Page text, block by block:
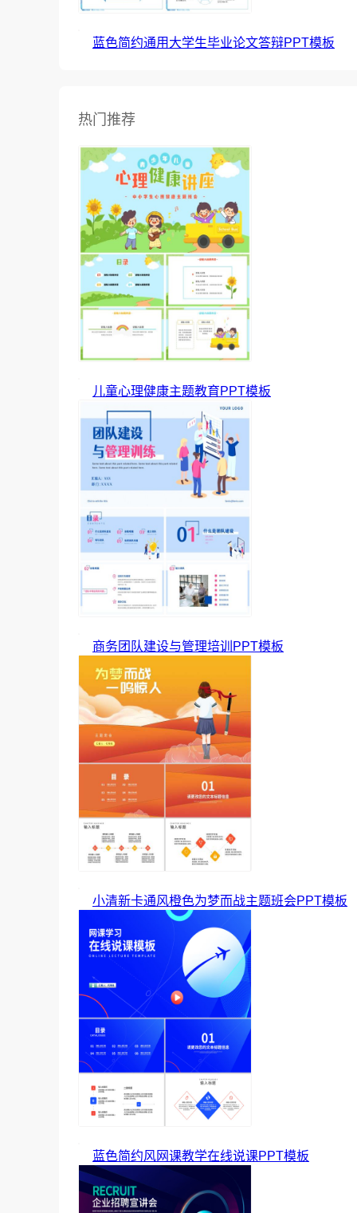
蓝色简约通用大学生毕业论文答辩PPT模板
热门推荐
儿童心理健康主题教育PPT模板
商务团队建设与管理培训PPT模板
小清新卡通风橙色为梦而战主题班会PPT模板
蓝色简约风网课教学在线说课PPT模板